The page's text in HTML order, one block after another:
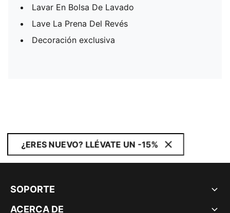
Lavar En Bolsa De Lavado
Lave La Prena Del Revés
Decoración exclusiva
¿ERES NUEVO? LLÉVATE UN -15%
SOPORTE
ACERCA DE